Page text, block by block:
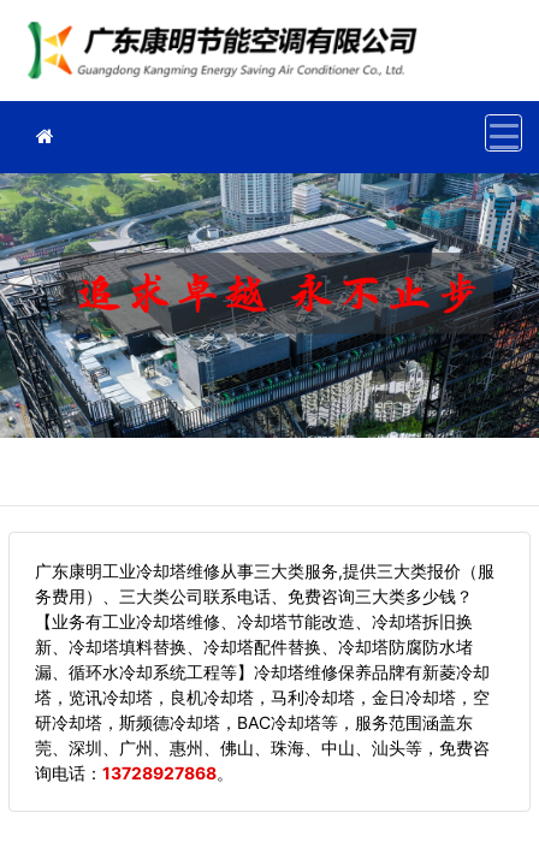
广东康明工业冷却塔维修从事三大类服务,提供三大类报价（服
务费用）、三大类公司联系电话、免费咨询三大类多少钱？
【业务有工业冷却塔维修、冷却塔节能改造、冷却塔拆旧换
新、冷却塔填料替换、冷却塔配件替换、冷却塔防腐防水堵
漏、循环水冷却系统工程等】冷却塔维修保养品牌有新菱冷却
塔，览讯冷却塔，良机冷却塔，马利冷却塔，金日冷却塔，空
研冷却塔，斯频德冷却塔，BAC冷却塔等，服务范围涵盖东
莞、深圳、广州、惠州、佛山、珠海、中山、汕头等， 免费咨
询电话： 13728927868。